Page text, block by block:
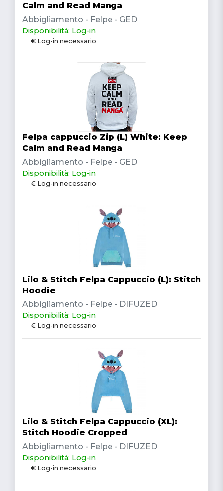
Calm and Read Manga
Abbigliamento - Felpe - GED
Disponibilità: Log-in
€ Log-in necessario
Felpa cappuccio Zip (L) White: Keep
Calm and Read Manga
Abbigliamento - Felpe - GED
Disponibilità: Log-in
€ Log-in necessario
Lilo & Stitch Felpa Cappuccio (L): Stitch
Hoodie
Abbigliamento - Felpe - DIFUZED
Disponibilità: Log-in
€ Log-in necessario
Lilo & Stitch Felpa Cappuccio (XL):
Stitch Hoodie Cropped
Abbigliamento - Felpe - DIFUZED
Disponibilità: Log-in
€ Log-in necessario